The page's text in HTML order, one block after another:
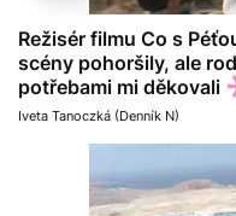
Režisér filmu Co s
scény pohoršily, ale
potřebami mi děkovali
Iveta Tanoczká (Denník N)